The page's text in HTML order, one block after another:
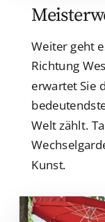
Weiter geht
Richtung
erwartet Sie
Welt zählt.
Kunst.